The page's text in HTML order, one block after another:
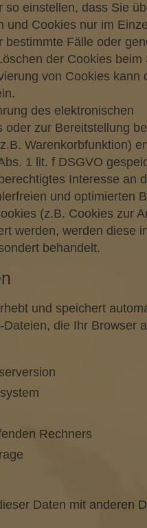
so einstellen, dass Sie
und Cookies nur im
bestimmte Fälle oder
der Cookies
von Cookies kann
des elektronischen
oder zur Bereitstellung
Warenkorbfunktion)
1 lit. f DSGVO
Interesse an
und optimierten
(z.B. Cookies zur
werden, werden diese
behandelt.
und speichert
die Ihr Browser
Rechners
Daten mit anderen